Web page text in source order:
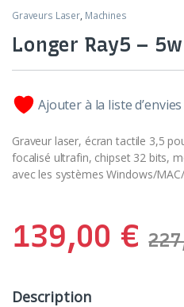
Graveurs Laser, Machines
Longer Ray5 – 5w
Ajouter à la liste d’envies
Graveur laser, écran tactile 3,5
focalisé ultrafin, chipset 32 bits,
avec les systèmes Windows/
139,00 €
Description